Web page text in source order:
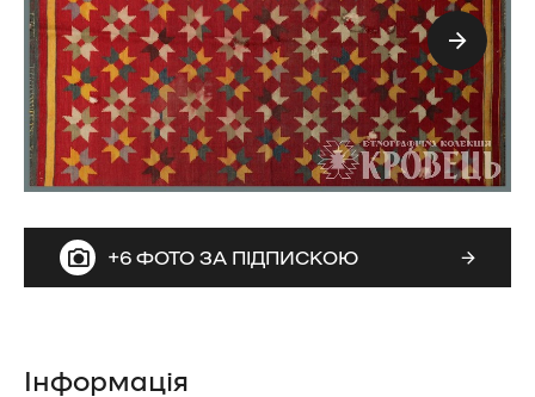
+6 ФОТО ЗА ПІДПИСКОЮ
Інформація